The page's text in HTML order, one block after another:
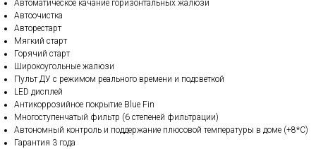
Автоматическое качание горизонтальных жалюзи
Автоочистка
Авторестарт
Мягкий старт
Горячий старт
Широкоугольные жалюзи
Пульт ДУ с режимом реального времени и подсветкой
LED дисплей
Антикоррозийное покрытие Blue Fin
Многоступенчатый фильтр (6 степеней фильтрации)
Автономный контроль и поддержание плюсовой температуры в доме (+8*С)
Гарантия 3 года